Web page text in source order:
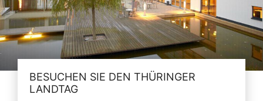
BESUCHEN SIE DEN THÜRINGER
LANDTAG